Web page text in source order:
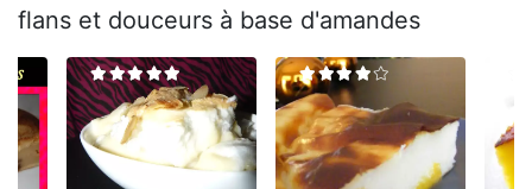
flans et douceurs à base d'amandes